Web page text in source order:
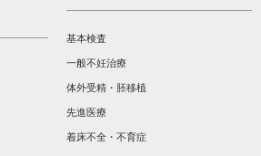
基本検査
一般不妊治療
体外受精・胚移植
先進医療
着床不全・不育症